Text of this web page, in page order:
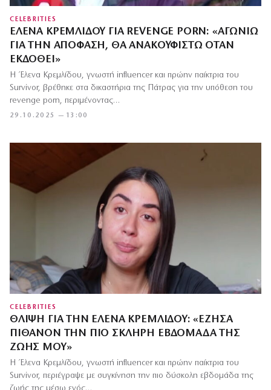
CELEBRITIES
ΈΛΕΝΑ ΚΡΕΜΛΊΔΟΥ ΓΙΑ REVENGE PORN: «ΑΓΩΝΙΏ
ΓΙΑ ΤΗΝ ΑΠΌΦΑΣΗ, ΘΑ ΑΝΑΚΟΥΦΙΣΤΏ ΌΤΑΝ
ΕΚΔΟΘΕΊ»
29.10.2025 — 13:00
Η Έλενα Κρεμλίδου, γνωστή influencer και πρώην παίκτρια του
Survivor, βρέθηκε στα δικαστήρια της Πάτρας για την υπόθεση του
revenge porn, περιμένοντας…
CELEBRITIES
ΘΛΊΨΗ ΓΙΑ ΤΗΝ ΈΛΕΝΑ ΚΡΕΜΛΊΔΟΥ: «ΈΖΗΣΑ
ΠΙΘΑΝΌΝ ΤΗΝ ΠΙΟ ΣΚΛΗΡΉ ΕΒΔΟΜΆΔΑ ΤΗΣ
ΖΩΉΣ ΜΟΥ»
Η Έλενα Κρεμλίδου, γνωστή influencer και πρώην παίκτρια του
Survivor, περιέγραψε με συγκίνηση την πιο δύσκολη εβδομάδα της